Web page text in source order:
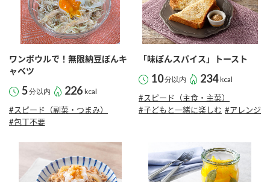
ワンボウルで！無限納豆ぽんキ
ャベツ
5分以内 226 kcal
#スピード（副菜・つまみ）
#包丁不要
「味ぽんスパイス」トースト
10分以内 234 kcal
#スピード（主食・主菜）
#子どもと一緒に楽しむ #アレンジ